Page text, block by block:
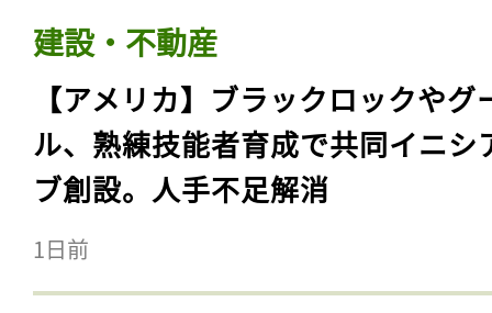
建設・不動産
【アメリカ】ブラックロックやグ
ル、熟練技能者育成で共同イニシ
ブ創設。人手不足解消
1日前